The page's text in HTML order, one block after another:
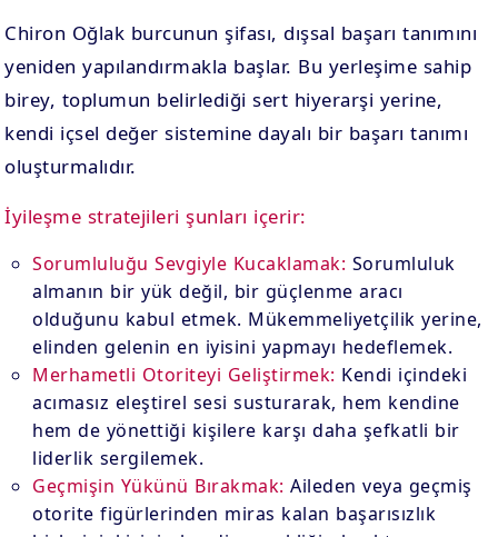
Chiron Oğlak burcunun şifası, dışsal başarı tanımını
yeniden yapılandırmakla başlar. Bu yerleşime sahip
birey, toplumun belirlediği sert hiyerarşi yerine,
kendi içsel değer sistemine dayalı bir başarı tanımı
oluşturmalıdır.
İyileşme stratejileri şunları içerir:
Sorumluluğu Sevgiyle Kucaklamak: Sorumluluk
almanın bir yük değil, bir güçlenme aracı
olduğunu kabul etmek. Mükemmeliyetçilik yerine,
elinden gelenin en iyisini yapmayı hedeflemek.
Merhametli Otoriteyi Geliştirmek: Kendi içindeki
acımasız eleştirel sesi susturarak, hem kendine
hem de yönettiği kişilere karşı daha şefkatli bir
liderlik sergilemek.
Geçmişin Yükünü Bırakmak: Aileden veya geçmiş
otorite figürlerinden miras kalan başarısızlık